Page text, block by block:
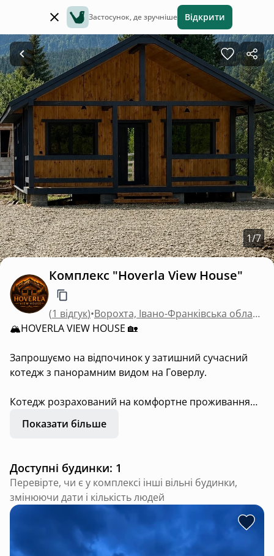
Застосунок, де зручніше Відкрити
1/7
Комплекс "Hoverla View House"
(1 відгук)•
Ворохта, Івано-Франківська область
🏔️HOVERLA VIEW HOUSE 🏡
Запрошуємо на відпочинок у затишний сучасний
котедж з панорамним видом на Говерлу.
Котедж розрахований на комфортне проживання
від 4 до 6 осіб та обладнаний усім необхідним для
вашого відпочинку.
У котеджі:
✔️ 2 окремі кімнати
✔️ кухня-студія з усім необхідним для приготування
їжі
✔️ велика простора тераса для відпочинку
Показати більше
Доступні будинки: 1
Перевірте, чи є у комплексі інші вільні будинки,
змінюючи дати і кількість людей